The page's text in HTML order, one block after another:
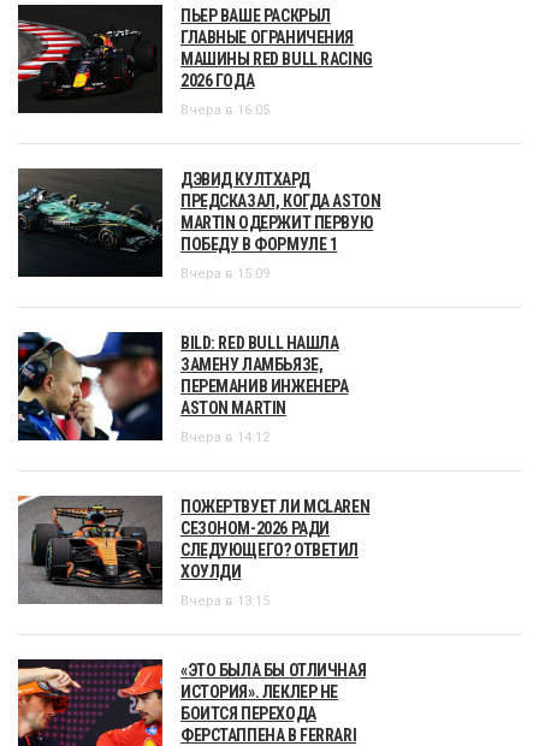
ПЬЕР ВАШЕ РАСКРЫЛ
ГЛАВНЫЕ ОГРАНИЧЕНИЯ
МАШИНЫ RED BULL RACING
2026 ГОДА
Вчера в 16:05
ДЭВИД КУЛТХАРД
ПРЕДСКАЗАЛ, КОГДА ASTON
MARTIN ОДЕРЖИТ ПЕРВУЮ
ПОБЕДУ В ФОРМУЛЕ 1
Вчера в 15:09
BILD: RED BULL НАШЛА
ЗАМЕНУ ЛАМБЬЯЗЕ,
ПЕРЕМАНИВ ИНЖЕНЕРА
ASTON MARTIN
Вчера в 14:12
ПОЖЕРТВУЕТ ЛИ MCLAREN
СЕЗОНОМ-2026 РАДИ
СЛЕДУЮЩЕГО? ОТВЕТИЛ
ХОУЛДИ
Вчера в 13:15
«ЭТО БЫЛА БЫ ОТЛИЧНАЯ
ИСТОРИЯ». ЛЕКЛЕР НЕ
БОИТСЯ ПЕРЕХОДА
ФЕРСТАППЕНА В FERRARI